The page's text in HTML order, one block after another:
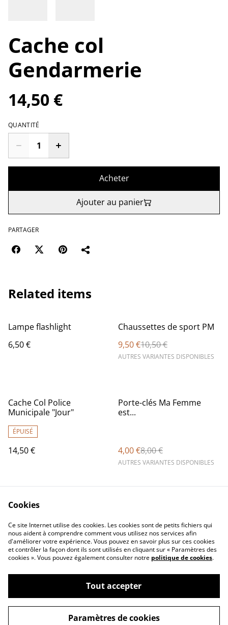
Cache col
Gendarmerie
14,50 €
QUANTITÉ
Acheter
Ajouter au panier
PARTAGER
Related items
Lampe flashlight
6,50 €
%
Chaussettes de sport PM
9,50 €10,50 €
AUTRES VARIANTES DISPONIBLES
Cache Col Police
Municipale "Jour"
ÉPUISÉ
14,50 €
%
Porte-clés Ma Femme
est...
4,00 €8,00 €
AUTRES VARIANTES DISPONIBLES
Contact Us
Legal Terms
Privacy Policy
Cookie Policy
©2026Concept Design Store
Cookies
Ce site Internet utilise des cookies. Les cookies sont de petits fichiers qui
nous aident à comprendre comment vous utilisez nos services afin
d'améliorer votre expérience. Vous pouvez en savoir plus sur ces cookies
et contrôler la façon dont ils sont utilisés en cliquant sur « Paramètres des
cookies ». Vous pouvez également consulter notre politique de cookies.
Tout accepter
Paramètres de cookies